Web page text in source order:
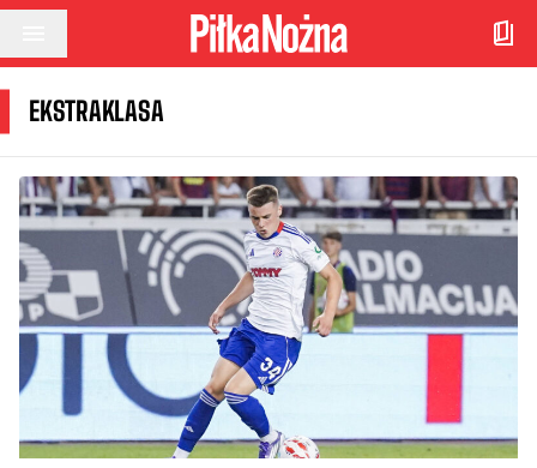
Przejdź do treści
EKSTRAKLASA